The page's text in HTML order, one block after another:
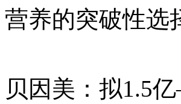
营养的突破性选
贝因美：拟1.5